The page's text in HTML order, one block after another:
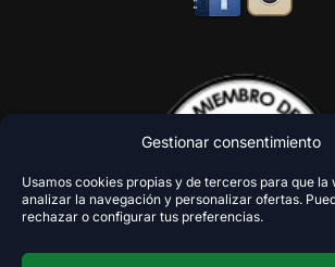
Gestionar consentimiento
Usamos cookies propias y de terceros para que la
analizar la navegación y personalizar ofertas.
rechazar o configurar tus preferencias.